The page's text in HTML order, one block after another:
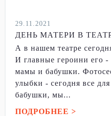
29.11.2021
ДЕНЬ МАТЕРИ В
А в нашем театре
И главные героини его
мамы и бабушки.
улыбки - сегодня все
бабушки, мы...
ПОДРОБНЕЕ >